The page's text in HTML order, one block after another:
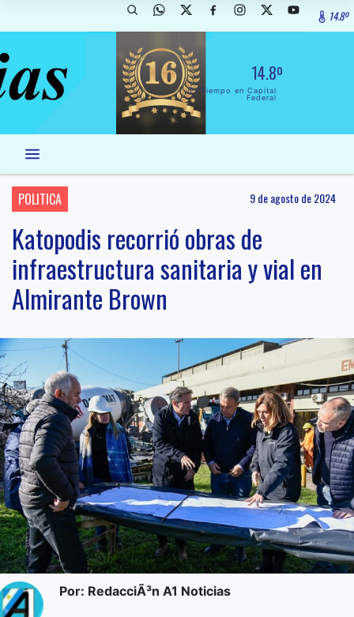
14.8º
14.8º
El Tiempo en Capital
Federal
POLITICA 9 de agosto de 2024
Katopodis recorrió obras de
infraestructura sanitaria y vial en
Almirante Brown
Por: RedacciÃ³n A1 Noticias